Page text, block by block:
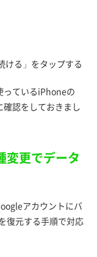
ける」をタップする
っているiPhoneの
認をしておきまし
更でデータ
アカウントにバ
復元する手順で対応